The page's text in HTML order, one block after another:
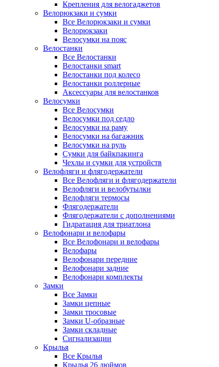
Крепления для велогаджетов
Велорюкзаки и сумки
Все Велорюкзаки и сумки
Велорюкзаки
Велосумки на пояс
Велостанки
Все Велостанки
Велостанки smart
Велостанки под колесо
Велостанки роллерные
Аксессуары для велостанков
Велосумки
Все Велосумки
Велосумки под седло
Велосумки на раму
Велосумки на багажник
Велосумки на руль
Сумки для байкпакинга
Чехлы и сумки для устройств
Велофляги и флягодержатели
Все Велофляги и флягодержатели
Велофляги и велобутылки
Велофляги термосы
Флягодержатели
Флягодержатели с дополнениями
Гидратация для триатлона
Велофонари и велофары
Все Велофонари и велофары
Велофары
Велофонари передние
Велофонари задние
Велофонари комплекты
Замки
Все Замки
Замки цепные
Замки тросовые
Замки U-образные
Замки складные
Сигнализации
Крылья
Все Крылья
Крылья 26 дюймов